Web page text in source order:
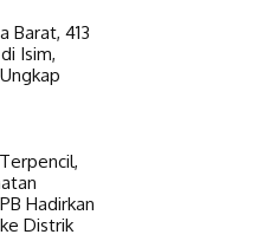
Barat, 413
Isim,
Hadirkan
Distrik